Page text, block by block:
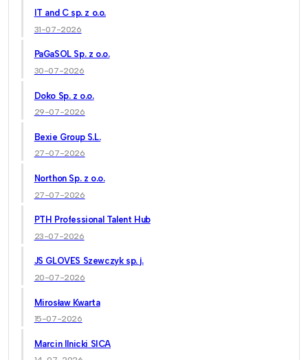
IT and C sp. z o.o.
31-07-2026
PaGaSOL Sp. z o.o.
30-07-2026
Doko Sp. z o.o.
29-07-2026
Bexie Group S.L.
27-07-2026
Northon Sp. z o.o.
27-07-2026
PTH Professional Talent Hub
23-07-2026
JS GLOVES Szewczyk sp. j.
20-07-2026
Mirosław Kwarta
15-07-2026
Marcin Ilnicki SICA